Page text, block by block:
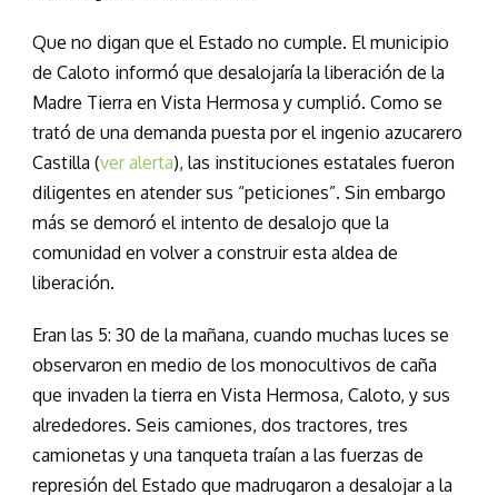
Que no digan que el Estado no cumple. El municipio
de Caloto informó que desalojaría la liberación de la
Madre Tierra en Vista Hermosa y cumplió. Como se
trató de una demanda puesta por el ingenio azucarero
Castilla (ver alerta), las instituciones estatales fueron
diligentes en atender sus “peticiones”. Sin embargo
más se demoró el intento de desalojo que la
comunidad en volver a construir esta aldea de
liberación.
Eran las 5: 30 de la mañana, cuando muchas luces se
observaron en medio de los monocultivos de caña
que invaden la tierra en Vista Hermosa, Caloto, y sus
alrededores. Seis camiones, dos tractores, tres
camionetas y una tanqueta traían a las fuerzas de
represión del Estado que madrugaron a desalojar a la